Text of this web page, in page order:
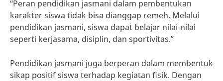
“Peran pendidikan jasmani dalam pembentukan
karakter siswa tidak bisa dianggap remeh. Melalui
pendidikan jasmani, siswa dapat belajar nilai-nilai
seperti kerjasama, disiplin, dan sportivitas.”
Pendidikan jasmani juga berperan dalam membentuk
sikap positif siswa terhadap kegiatan fisik. Dengan